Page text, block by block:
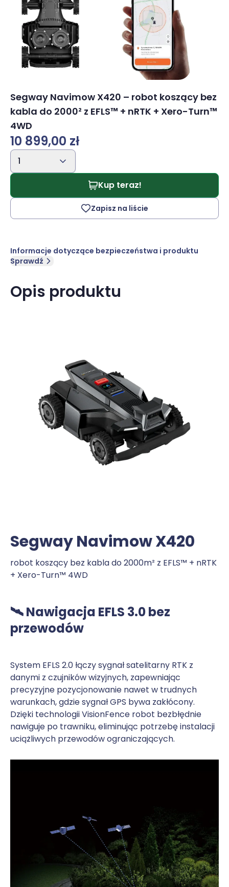
Segway Navimow X420 – robot koszący bez
kabla do 2000² z EFLS™ + nRTK + Xero-Turn™
4WD
10 899,00 zł
1
Kup teraz!
Zapisz na liście
Informacje dotyczące bezpieczeństwa i produktu
Sprawdź
Opis produktu
Segway Navimow X420
robot koszący bez kabla do 2000m² z EFLS™ + nRTK
+ Xero-Turn™ 4WD
🛰️ Nawigacja EFLS 3.0 bez
przewodów
System EFLS 2.0 łączy sygnał satelitarny RTK z
danymi z czujników wizyjnych, zapewniając
precyzyjne pozycjonowanie nawet w trudnych
warunkach, gdzie sygnał GPS bywa zakłócony.
Dzięki technologii VisionFence robot bezbłędnie
nawiguje po trawniku, eliminując potrzebę instalacji
uciążliwych przewodów ograniczających.